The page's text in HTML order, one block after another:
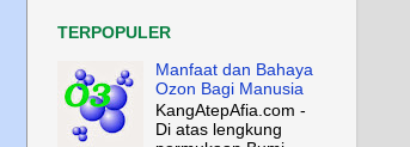
TERPOPULER
Manfaat dan Bahaya
Ozon Bagi Manusia
KangAtepAfia.com -
Di atas lengkung